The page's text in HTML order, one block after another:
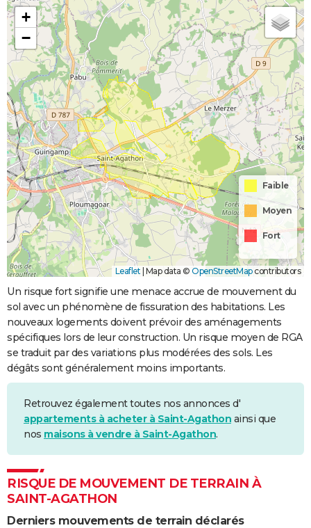
+
−
Faible
Moyen
Fort
Leaflet | Map data © OpenStreetMapcontributors
Un risque fort signifie une menace accrue de mouvement du
sol avec un phénomène de fissuration des habitations. Les
nouveaux logements doivent prévoir des aménagements
spécifiques lors de leur construction. Un risque moyen de RGA
se traduit par des variations plus modérées des sols. Les
dégâts sont généralement moins importants.
Retrouvez également toutes nos annonces d'
appartements à acheter à Saint-Agathon ainsi que
nos maisons à vendre à Saint-Agathon.
RISQUE DE MOUVEMENT DE TERRAIN À
SAINT-AGATHON
Derniers mouvements de terrain déclarés